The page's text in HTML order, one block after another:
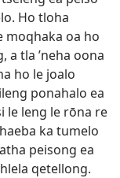
Ho tloha
moqhaka oa ho
a tla ’neha oona
ho le joalo
ponahalo ea
le leng le rōna re
ka tumelo
peisong ea
qetellong.